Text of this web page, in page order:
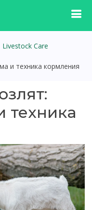
Livestock Care
и техника кормления
техника